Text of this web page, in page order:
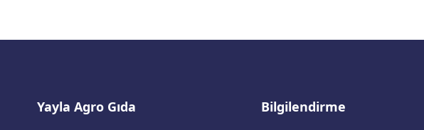
Yayla Agro Gıda Bilgilendirme